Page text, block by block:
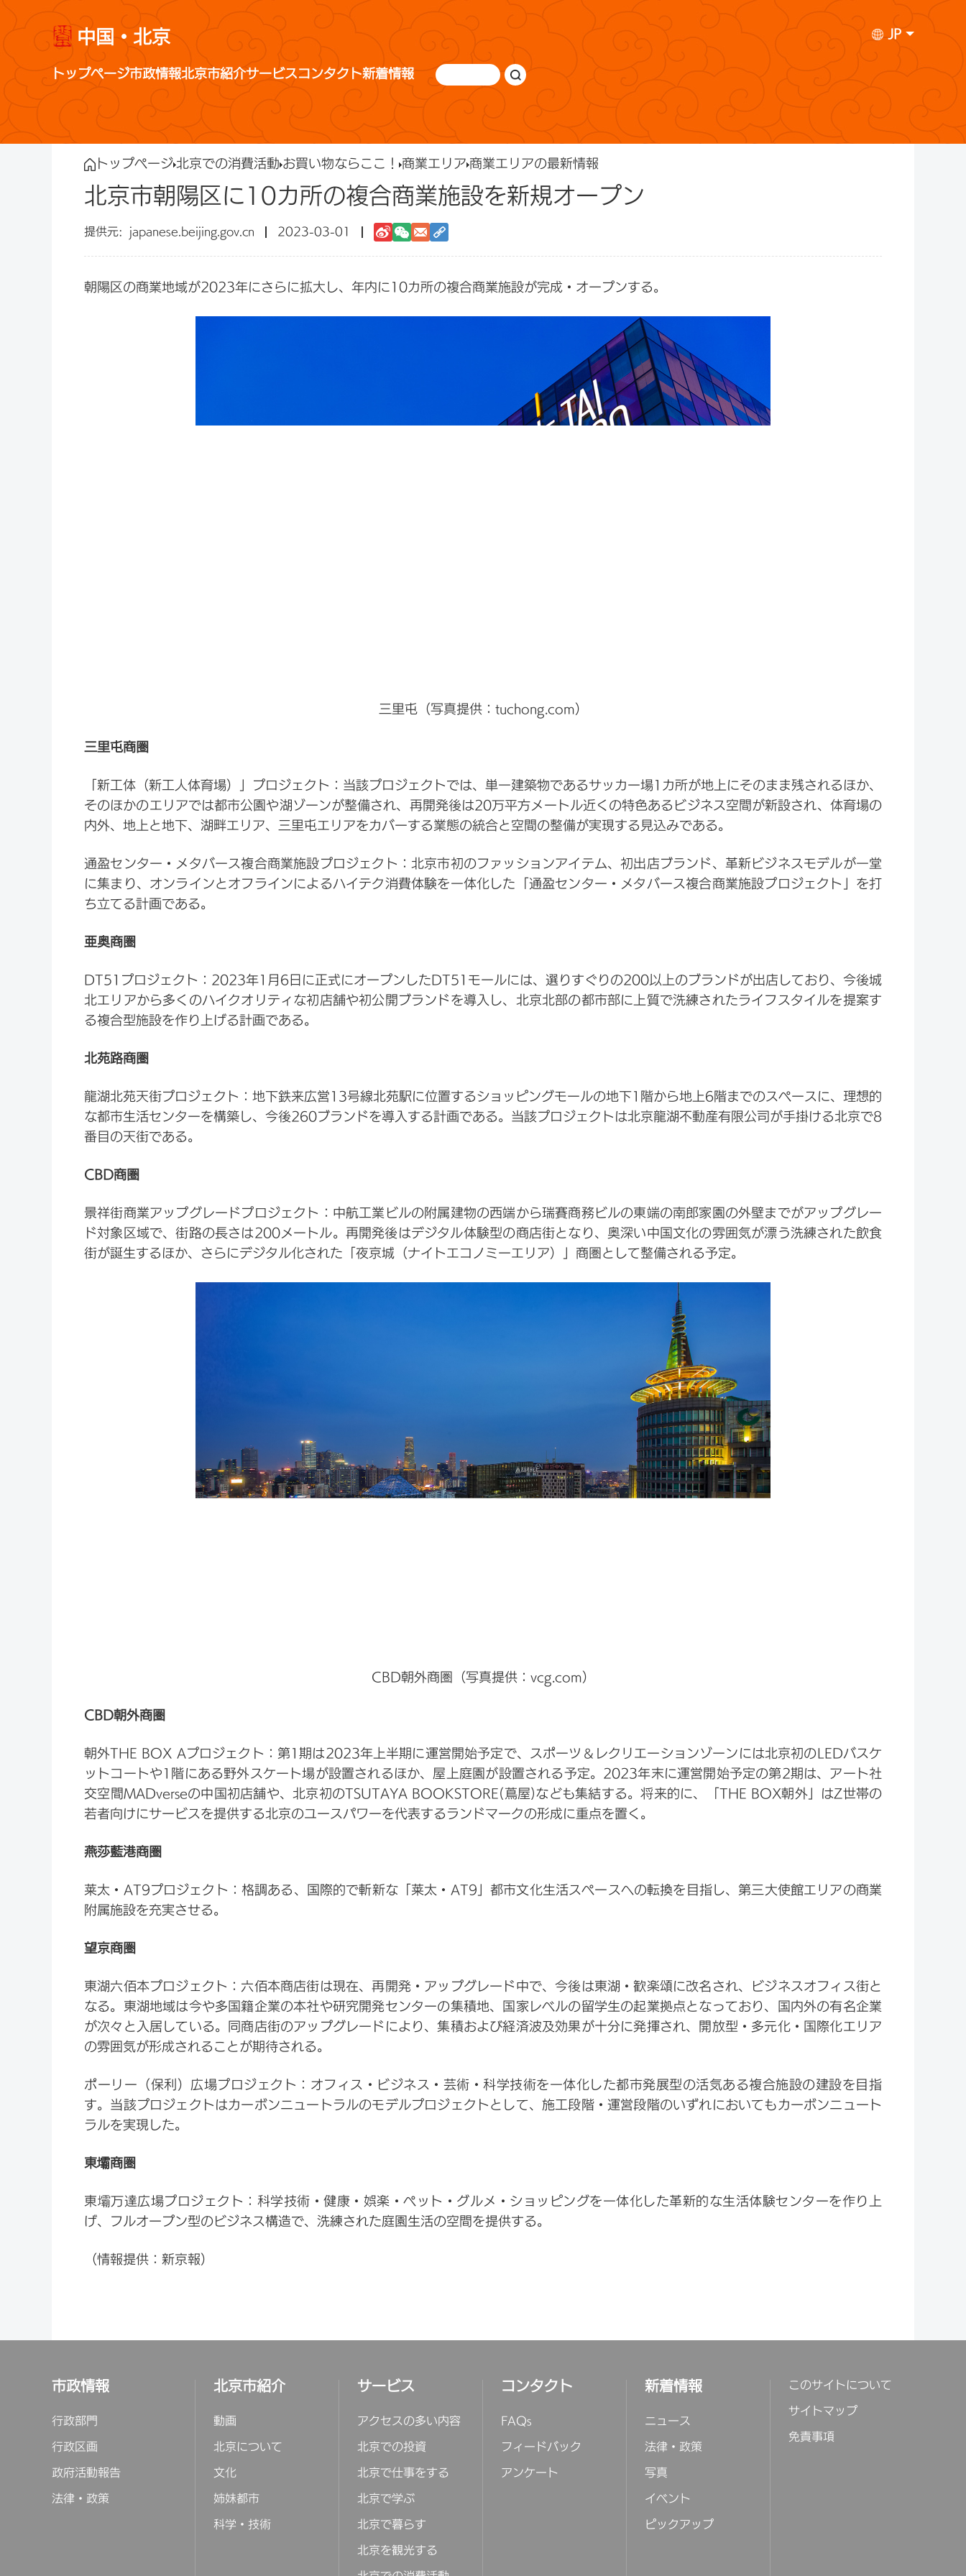
中国・北京 JP
トップページ市政情報北京市紹介サービスコンタクト新着情報
トップページ北京での消費活動 お買い物ならここ！ 商業エリア 商業エリアの最新情報
北京市朝陽区に10カ所の複合商業施設を新規オープン
japanese.beijing.gov.cn 2023-03-01
朝陽区の商業地域が2023年にさらに拡大し、年内に10カ所の複合商業施設が完成・オープンする。
三里屯（写真提供：tuchong.com）
三里屯商圏
「新工体（新工人体育場）」プロジェクト：当該プロジェクトでは、単一建築物であるサッカー場1カ所が地上にそのまま残されるほか、
そのほかのエリアでは都市公園や湖ゾーンが整備され、再開発後は20万平方メートル近くの特色あるビジネス空間が新設され、体育場の
内外、地上と地下、湖畔エリア、三里屯エリアをカバーする業態の統合と空間の整備が実現する見込みである。
通盈センター・メタバース複合商業施設プロジェクト：北京市初のファッションアイテム、初出店ブランド、革新ビジネスモデルが一堂
に集まり、オンラインとオフラインによるハイテク消費体験を一体化した「通盈センター・メタバース複合商業施設プロジェクト」を打
ち立てる計画である。
亜奥商圏
DT51プロジェクト：2023年1月6日に正式にオープンしたDT51モールには、選りすぐりの200以上のブランドが出店しており、今後城
北エリアから多くのハイクオリティな初店舗や初公開ブランドを導入し、北京北部の都市部に上質で洗練されたライフスタイルを提案す
る複合型施設を作り上げる計画である。
北苑路商圏
龍湖北苑天街プロジェクト：地下鉄来広営13号線北苑駅に位置するショッピングモールの地下1階から地上6階までのスペースに、理想的
な都市生活センターを構築し、今後260ブランドを導入する計画である。当該プロジェクトは北京龍湖不動産有限公司が手掛ける北京で8
番目の天街である。
CBD商圏
景祥街商業アップグレードプロジェクト：中航工業ビルの附属建物の西端から瑞賽商務ビルの東端の南郎家園の外壁までがアップグレー
ド対象区域で、街路の長さは200メートル。再開発後はデジタル体験型の商店街となり、奥深い中国文化の雰囲気が漂う洗練された飲食
街が誕生するほか、さらにデジタル化された「夜京城（ナイトエコノミーエリア）」商圏として整備される予定。
CBD朝外商圏（写真提供：vcg.com）
CBD朝外商圏
朝外THE BOX Aプロジェクト：第1期は2023年上半期に運営開始予定で、スポーツ＆レクリエーションゾーンには北京初のLEDバスケ
ットコートや1階にある野外スケート場が設置されるほか、屋上庭園が設置される予定。2023年末に運営開始予定の第2期は、アート社
交空間MADverseの中国初店舗や、北京初のTSUTAYA BOOKSTORE(蔦屋)なども集結する。将来的に、「THE BOX朝外」はZ世帯の
若者向けにサービスを提供する北京のユースパワーを代表するランドマークの形成に重点を置く。
燕莎藍港商圏
莱太・AT9プロジェクト：格調ある、国際的で斬新な「莱太・AT9」都市文化生活スペースへの転換を目指し、第三大使館エリアの商業
附属施設を充実させる。
望京商圏
東湖六佰本プロジェクト：六佰本商店街は現在、再開発・アップグレード中で、今後は東湖・歓楽頌に改名され、ビジネスオフィス街と
なる。東湖地域は今や多国籍企業の本社や研究開発センターの集積地、国家レベルの留学生の起業拠点となっており、国内外の有名企業
が次々と入居している。同商店街のアップグレードにより、集積および経済波及効果が十分に発揮され、開放型・多元化・国際化エリア
の雰囲気が形成されることが期待される。
ポーリー（保利）広場プロジェクト：オフィス・ビジネス・芸術・科学技術を一体化した都市発展型の活気ある複合施設の建設を目指
す。当該プロジェクトはカーボンニュートラルのモデルプロジェクトとして、施工段階・運営段階のいずれにおいてもカーボンニュート
ラルを実現した。
東壩商圏
東壩万達広場プロジェクト：科学技術・健康・娯楽・ペット・グルメ・ショッピングを一体化した革新的な生活体験センターを作り上
げ、フルオープン型のビジネス構造で、洗練された庭園生活の空間を提供する。
（情報提供：新京報）
市政情報
行政部門
行政区画
政府活動報告
法律・政策
北京市紹介
動画
北京について
文化
姉妹都市
科学・技術
サービス
アクセスの多い内容
北京での投資
北京で仕事をする
北京で学ぶ
北京で暮らす
北京を観光する
コンタクト
FAQs
フィードバック
アンケート
新着情報
ニュース
法律・政策
写真
イベント
ピックアップ
このサイトについて
サイトマップ
免責事項